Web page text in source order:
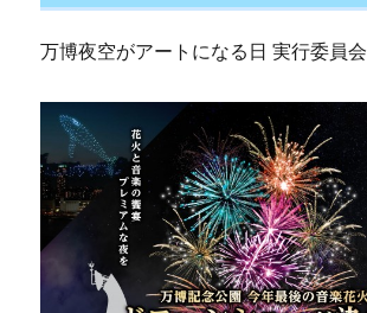
万博夜空がアートになる日 実行委員会